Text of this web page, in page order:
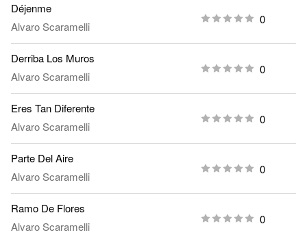
Déjenme
Alvaro Scaramelli
0
Derriba Los Muros
Alvaro Scaramelli
0
Eres Tan Diferente
Alvaro Scaramelli
0
Parte Del Aire
Alvaro Scaramelli
0
Ramo De Flores
Alvaro Scaramelli
0